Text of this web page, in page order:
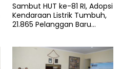
Sambut HUT ke-81 RI, Adopsi
Kendaraan Listrik Tumbuh,
21.865 Pelanggan Baru